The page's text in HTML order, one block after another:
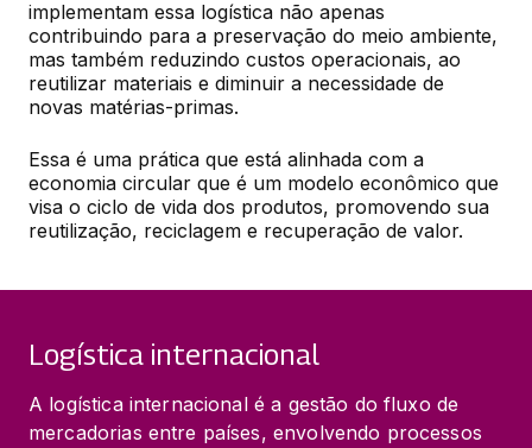
implementam essa logística não apenas
contribuindo para a preservação do meio ambiente,
mas também reduzindo custos operacionais, ao
reutilizar materiais e diminuir a necessidade de
novas matérias-primas.
Essa é uma prática que está alinhada com a
economia circular que é um modelo econômico que
visa o ciclo de vida dos produtos, promovendo sua
reutilização, reciclagem e recuperação de valor.
Logística internacional
A logística internacional é a gestão do fluxo de
mercadorias entre países, envolvendo processos